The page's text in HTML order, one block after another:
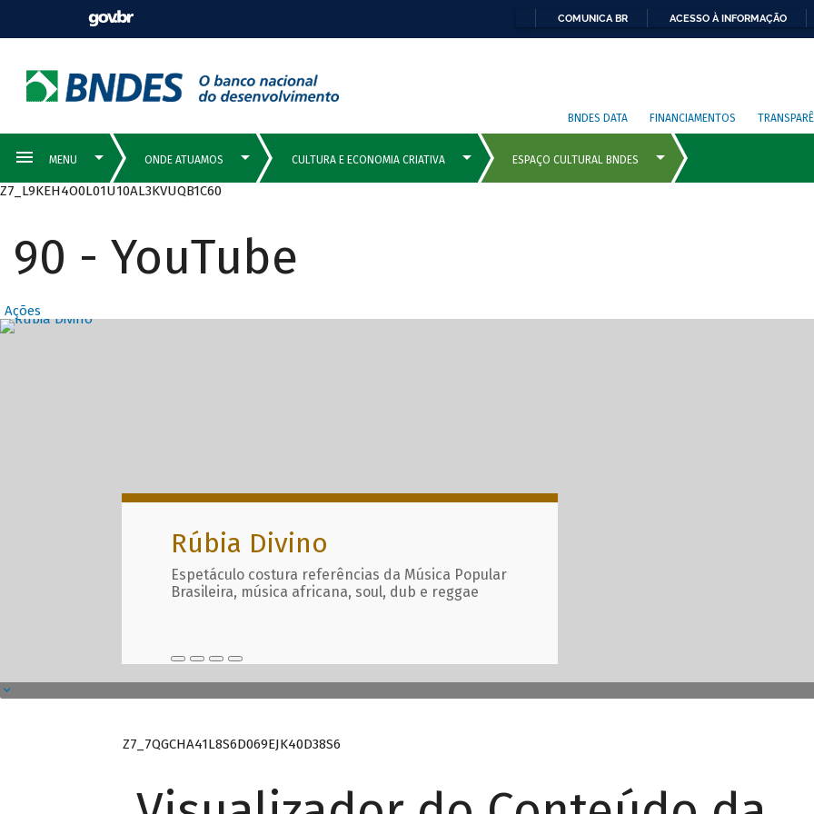
COMUNICA BR ACESSO À INFORMAÇÃO
BNDES DATA FINANCIAMENTOS
Z7_L9KEH4O0L01U10AL3KVUQB1C60
90 - YouTube
Ações
Destaques Principais com
Rúbia Divino
Espetáculo costura referências da Música Popular
Brasileira, música africana, soul, dub e reggae
Z7_7QGCHA41L8S6D069EJK40D38S6